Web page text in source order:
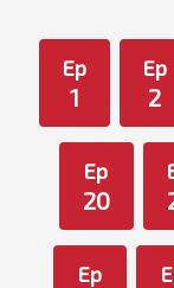
Ep
1
Ep
2
Ep
20
Ep